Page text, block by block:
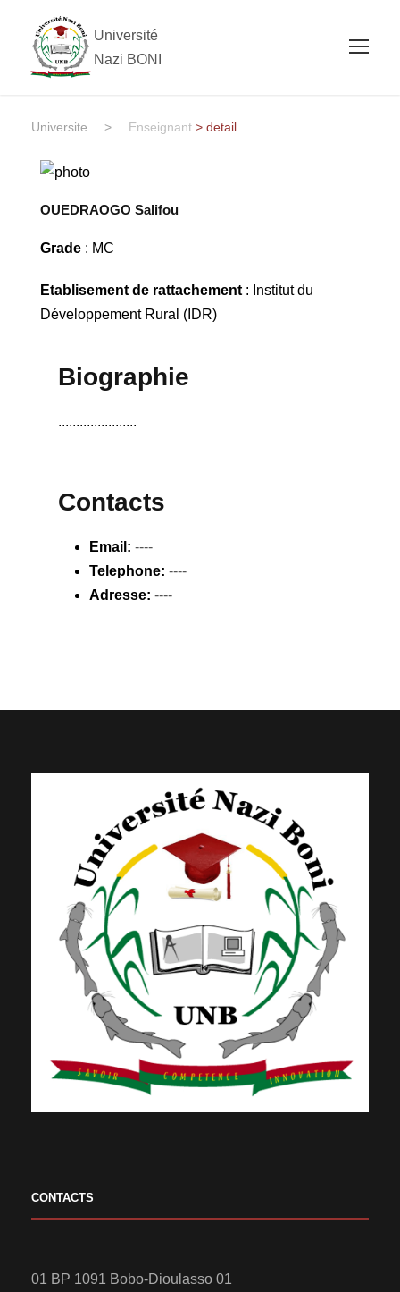
Université
Nazi BONI
Universite > Enseignant > detail
OUEDRAOGO Salifou
Grade: MC
Etablisement de rattachement: Institut du
Développement Rural (IDR)
Biographie
......................
Contacts
Email: ----
Telephone: ----
Adresse: ----
CONTACTS
01 BP 1091 Bobo-Dioulasso 01